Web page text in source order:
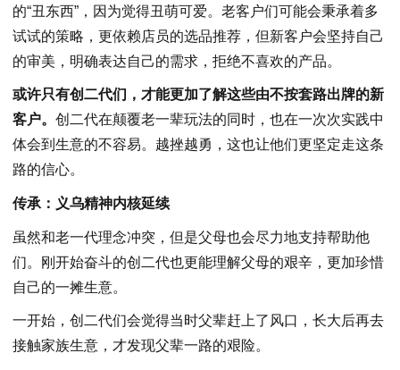
的“丑东西”，因为觉得丑萌可爱。老客户们可能会秉承着多
试试的策略，更依赖店员的选品推荐，但新客户会坚持自己
的审美，明确表达自己的需求，拒绝不喜欢的产品。
或许只有创二代们，才能更加了解这些由不按套路出牌的新
客户。 创二代在颠覆老一辈玩法的同时，也在一次次实践中
体会到生意的不容易。越挫越勇，这也让他们更坚定走这条
路的信心。
传承：义乌精神内核延续
虽然和老一代理念冲突，但是父母也会尽力地支持帮助他
们。刚开始奋斗的创二代也更能理解父母的艰辛，更加珍惜
自己的一摊生意。
一开始，创二代们会觉得当时父辈赶上了风口，长大后再去
接触家族生意，才发现父辈一路的艰险。